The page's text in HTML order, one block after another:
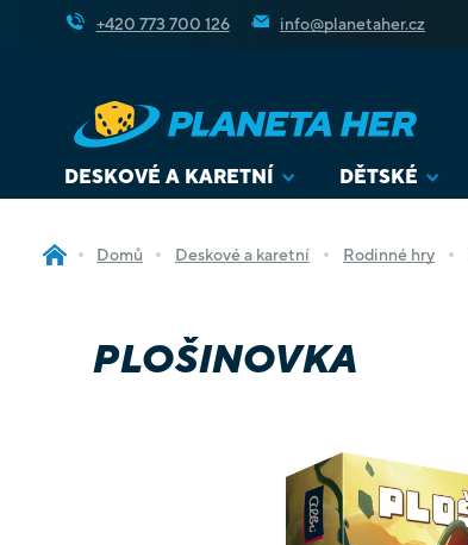
+420 773 700 126 info@planetaher.cz
DESKOVÉ A KARETNÍ DĚTSKÉ
Domů Deskové a karetní Rodinné hry
PLOŠINOVKA